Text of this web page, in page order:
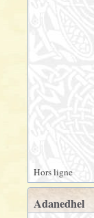
Hors ligne
Adanedhel